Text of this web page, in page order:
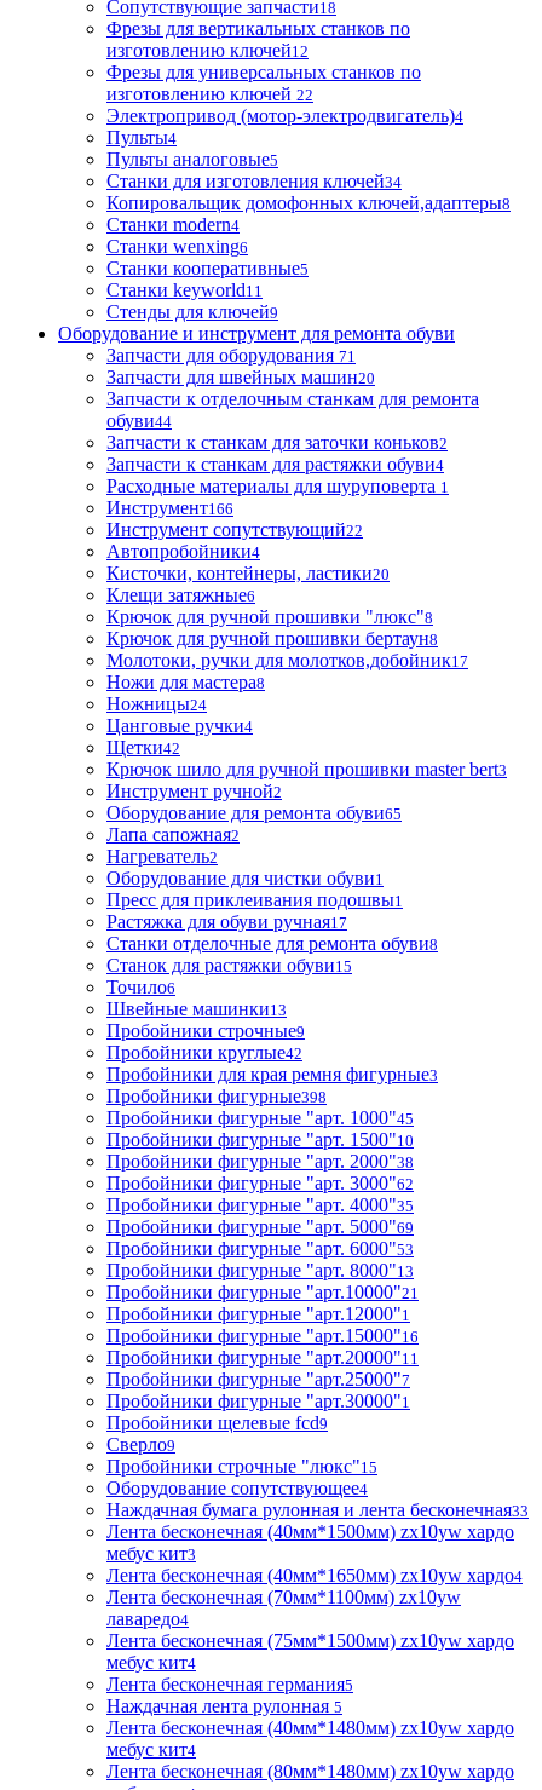
Сопутствующие запчасти18
Фрезы для вертикальных станков по
изготовлению ключей12
Фрезы для универсальных станков по
изготовлению ключей 22
Электропривод (мотор-электродвигатель)4
Пульты4
Пульты аналоговые5
Станки для изготовления ключей34
Копировальщик домофонных ключей,адаптеры8
Станки modern4
Станки wenxing6
Станки кооперативные5
Станки keyworld11
Стенды для ключей9
Оборудование и инструмент для ремонта обуви
Запчасти для оборудования 71
Запчасти для швейных машин20
Запчасти к отделочным станкам для ремонта
обуви44
Запчасти к станкам для заточки коньков2
Запчасти к станкам для растяжки обуви4
Расходные материалы для шуруповерта 1
Инструмент166
Инструмент сопутствующий22
Автопробойники4
Кисточки, контейнеры, ластики20
Клещи затяжные6
Крючок для ручной прошивки "люкс"8
Крючок для ручной прошивки бертаун8
Молотоки, ручки для молотков,добойник17
Ножи для мастера8
Ножницы24
Цанговые ручки4
Щетки42
Крючок шило для ручной прошивки master bert3
Инструмент ручной2
Оборудование для ремонта обуви65
Лапа сапожная2
Нагреватель2
Оборудование для чистки обуви1
Пресс для приклеивания подошвы1
Растяжка для обуви ручная17
Станки отделочные для ремонта обуви8
Станок для растяжки обуви15
Точило6
Швейные машинки13
Пробойники строчные9
Пробойники круглые42
Пробойники для края ремня фигурные3
Пробойники фигурные398
Пробойники фигурные "арт. 1000"45
Пробойники фигурные "арт. 1500"10
Пробойники фигурные "арт. 2000"38
Пробойники фигурные "арт. 3000"62
Пробойники фигурные "арт. 4000"35
Пробойники фигурные "арт. 5000"69
Пробойники фигурные "арт. 6000"53
Пробойники фигурные "арт. 8000"13
Пробойники фигурные "арт.10000"21
Пробойники фигурные "арт.12000"1
Пробойники фигурные "арт.15000"16
Пробойники фигурные "арт.20000"11
Пробойники фигурные "арт.25000"7
Пробойники фигурные "арт.30000"1
Пробойники щелевые fcd9
Сверло9
Пробойники строчные "люкс"15
Оборудование сопутствующее4
Наждачная бумага рулонная и лента бесконечная33
Лента бесконечная (40мм*1500мм) zx10yw хардо
мебус кит3
Лента бесконечная (40мм*1650мм) zx10yw хардо4
Лента бесконечная (70мм*1100мм) zx10yw
лаваредо4
Лента бесконечная (75мм*1500мм) zx10yw хардо
мебус кит4
Лента бесконечная германия5
Наждачная лента рулонная 5
Лента бесконечная (40мм*1480мм) zx10yw хардо
мебус кит4
Лента бесконечная (80мм*1480мм) zx10yw хардо